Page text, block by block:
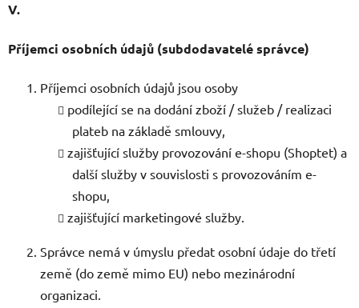
V.
Příjemci osobních údajů (subdodavatelé správce)
Příjemci osobních údajů jsou osoby
podílející se na dodání zboží / služeb / realizaci
plateb na základě smlouvy,
zajišťující služby provozování e-shopu (Shoptet) a
další služby v souvislosti s provozováním e-
shopu,
zajišťující marketingové služby.
Správce nemá v úmyslu předat osobní údaje do třetí
země (do země mimo EU) nebo mezinárodní
organizaci.